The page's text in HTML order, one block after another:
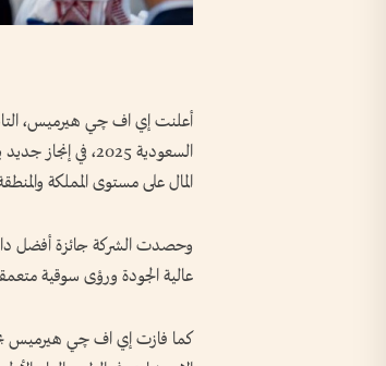
أعلنت إي اف چي هيرميس،
السعودية 2025،
المال على مستوى المملكة
وحصدت الشركة جائزة أفضل دار
عالية الجودة ورؤى سوقية